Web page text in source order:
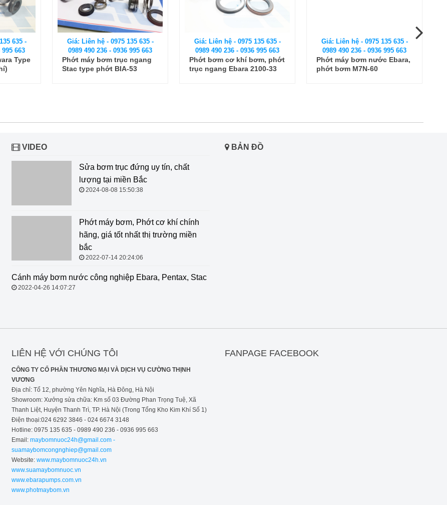
635 -
995 663
Type
Giá: Liên hệ - 0975 135 635 -
0989 490 236 - 0936 995 663
Phớt máy bơm trục ngang
Stac type phớt BIA-53
Giá: Liên hệ - 0975 135 635 -
0989 490 236 - 0936 995 663
Phớt bơm cơ khí bơm, phớt
trục ngang Ebara 2100-33
Giá: Liên hệ - 0975 135 635 -
0989 490 236 - 0936 995 663
Phớt máy bơm nước Ebara,
phớt bơm M7N-60
VIDEO
Sửa bơm trục đứng uy tín, chất
lượng tại miền Bắc
2024-08-08 15:50:38
Phớt máy bơm, Phớt cơ khí chính hãng, giá tốt nhất thị
Cánh máy bơm nước công nghiệp
BẢN ĐỒ
LIÊN HỆ VỚI CHÚNG TÔI
CÔNG TY CỔ PHẦN THƯƠNG MẠI VÀ DỊCH VỤ CƯỜNG THỊNH
VƯƠNG
Địa chỉ: Tổ 12, phường Yên Nghĩa, Hà Đông, Hà Nội
Showroom: Xưởng sửa chữa: Km số 03 Đường Phan Trọng Tuệ, Xã
Thanh Liệt, Huyện Thanh Trì, TP. Hà Nội (Trong Tổng Kho Kim Khí Số 1)
Điện thoại:024 6292 3846 - 024 6674 3148
Hotline: 0975 135 635 - 0989 490 236 - 0936 995 663
Email: maybomnuoc24h@gmail.com -
suamaybomcongnghiep@gmail.com
Website:www.maybomnuoc24h.vn
www.suamaybomnuoc.vn
www.ebarapumps.com.vn
www.photmaybom.vn
FANPAGE FACEBOOK